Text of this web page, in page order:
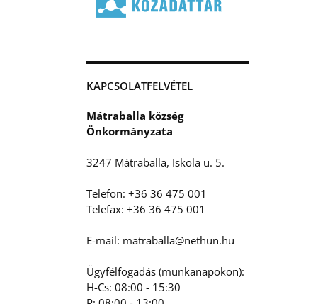
KAPCSOLATFELVÉTEL
Mátraballa község
Önkormányzata
3247 Mátraballa, Iskola u. 5.
Telefon: +36 36 475 001
Telefax: +36 36 475 001
E-mail: matraballa@nethun.hu
Ügyfélfogadás (munkanapokon):
H-Cs: 08:00 - 15:30